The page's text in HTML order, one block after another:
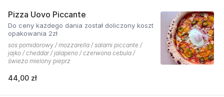
Pizza Uovo Piccante
Do ceny każdego dania został doliczony koszt
opakowania 2zł
sos pomidorowy / mozzarella / salami piccante /
jajko / cheddar / jalapeno / czerwona cebula /
świeżo mielony pieprz
44,00 zł